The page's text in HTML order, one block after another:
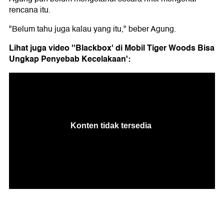
rencana itu.
"Belum tahu juga kalau yang itu," beber Agung.
Lihat juga video ''Blackbox' di Mobil Tiger Woods Bisa
Ungkap Penyebab Kecelakaan':